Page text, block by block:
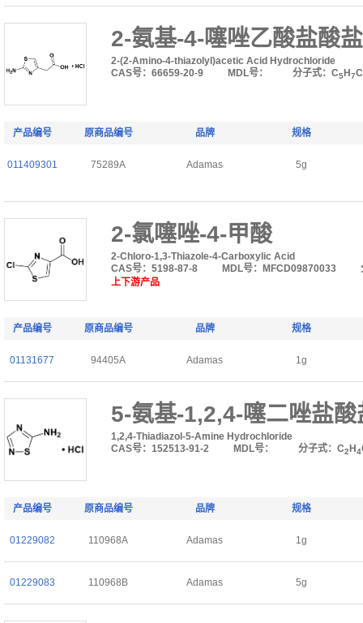
2-氨基-4-噻唑乙酸盐酸盐
2-(2-Amino-4-thiazolyl)acetic Acid Hydrochloride
CAS号：66659-20-9
MDL号： 分子式：C5H 7
产品编号 原商品编号 品牌 规格
011409301 75289A Adamas 5g
2-氯噻唑-4-甲酸
2-Chloro-1,3-Thiazole-4-Carboxylic Acid
CAS号：5198-87-8
MDL号：MFCD09870033
上下游产品
产品编号 原商品编号 品牌 规格
01131677 94405A Adamas 1g
5-氨基-1,2,4-噻二唑盐酸
1,2,4-Thiadiazol-5-Amine Hydrochloride
CAS号：152513-91-2
MDL号： 分子式：C2 H 4
产品编号 原商品编号 品牌 规格
01229082 110968A Adamas 1g
01229083 110968B Adamas 5g